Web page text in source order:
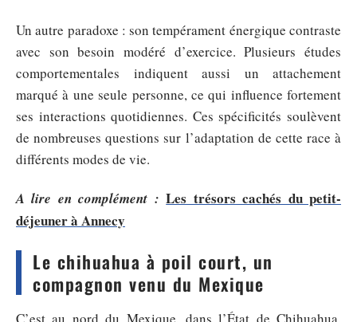
Un autre paradoxe : son tempérament énergique contraste
avec son besoin modéré d’exercice. Plusieurs études
comportementales indiquent aussi un attachement
marqué à une seule personne, ce qui influence fortement
ses interactions quotidiennes. Ces spécificités soulèvent
de nombreuses questions sur l’adaptation de cette race à
différents modes de vie.
A lire en complément : Les trésors cachés du petit-
déjeuner à Annecy
Le chihuahua à poil court, un
compagnon venu du Mexique